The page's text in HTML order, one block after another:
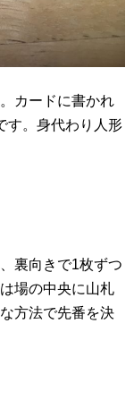
カードに書かれ
す。身代わり人形
裏向きで1枚ずつ
場の中央に山札
方法で先番を決